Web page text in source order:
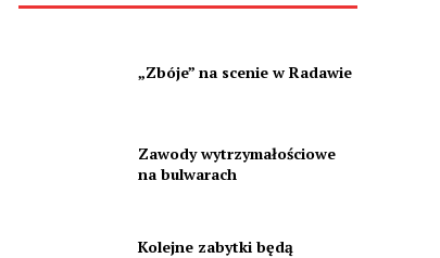
„Zbóje” na scenie w Radawie
Zawody wytrzymałościowe
na bulwarach
Kolejne zabytki będą